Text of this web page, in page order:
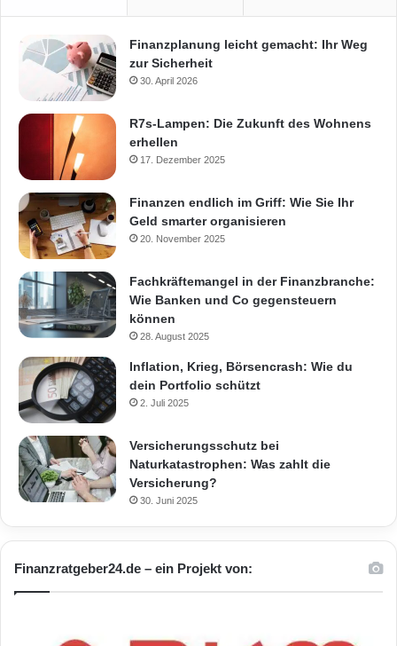
Finanzplanung leicht gemacht: Ihr Weg
zur Sicherheit
30. April 2026
R7s-Lampen: Die Zukunft des Wohnens
erhellen
17. Dezember 2025
Finanzen endlich im Griff: Wie Sie Ihr
Geld smarter organisieren
20. November 2025
Fachkräftemangel in der Finanzbranche:
Wie Banken und Co gegensteuern
können
28. August 2025
Inflation, Krieg, Börsencrash: Wie du
dein Portfolio schützt
2. Juli 2025
Versicherungsschutz bei
Naturkatastrophen: Was zahlt die
Versicherung?
30. Juni 2025
Finanzratgeber24.de – ein Projekt von: